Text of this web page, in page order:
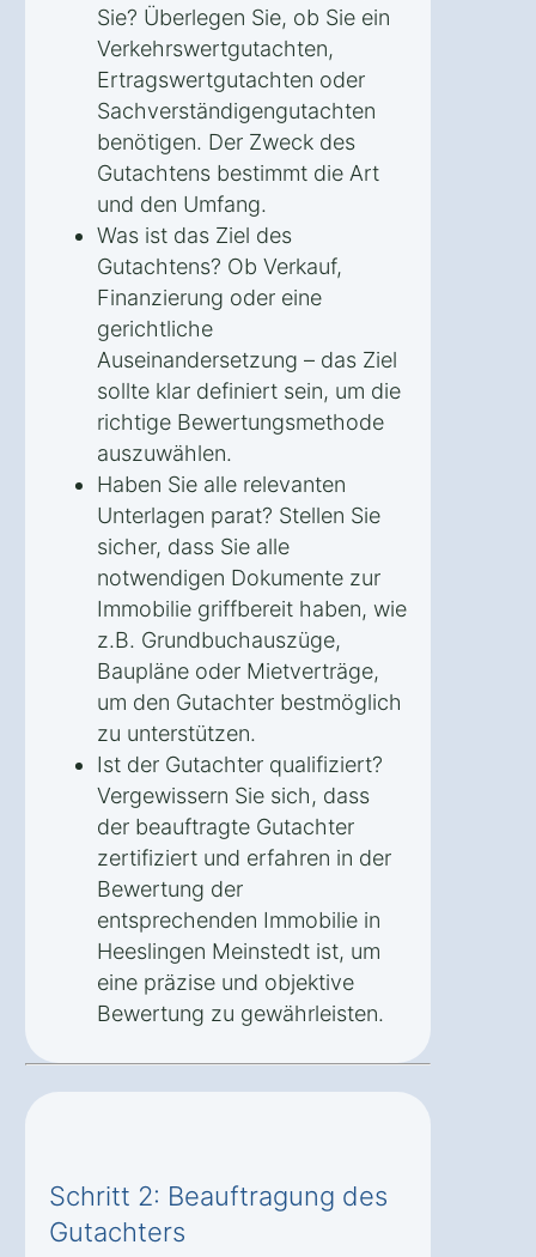
Sie? Überlegen Sie, ob Sie ein
Verkehrswertgutachten,
Ertragswertgutachten oder
Sachverständigengutachten
benötigen. Der Zweck des
Gutachtens bestimmt die Art
und den Umfang.
Was ist das Ziel des
Gutachtens? Ob Verkauf,
Finanzierung oder eine
gerichtliche
Auseinandersetzung – das Ziel
sollte klar definiert sein, um die
richtige Bewertungsmethode
auszuwählen.
Haben Sie alle relevanten
Unterlagen parat? Stellen Sie
sicher, dass Sie alle
notwendigen Dokumente zur
Immobilie griffbereit haben, wie
z.B. Grundbuchauszüge,
Baupläne oder Mietverträge,
um den Gutachter bestmöglich
zu unterstützen.
Ist der Gutachter qualifiziert?
Vergewissern Sie sich, dass
der beauftragte Gutachter
zertifiziert und erfahren in der
Bewertung der
entsprechenden Immobilie in
Heeslingen Meinstedt ist, um
eine präzise und objektive
Bewertung zu gewährleisten.
Schritt 2: Beauftragung des
Gutachters